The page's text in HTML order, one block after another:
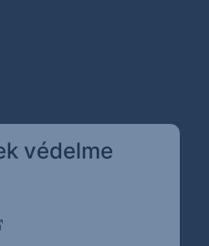
védelme
oldalra ugrik)